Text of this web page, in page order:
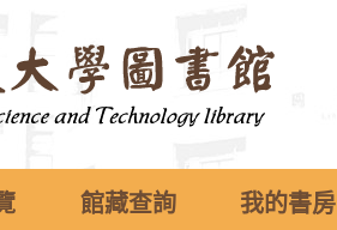
館藏查詢 我的書房